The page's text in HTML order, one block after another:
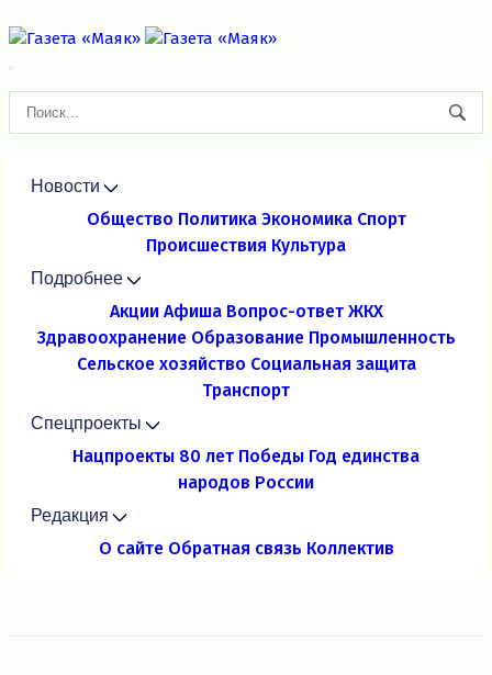
Новости
Общество Политика Экономика Спорт
Происшествия Культура
Подробнее
Акции Афиша Вопрос-ответ ЖКХ
Здравоохранение Образование Промышленность
Сельское хозяйство Социальная защита
Транспорт
Спецпроекты
Нацпроекты 80 лет Победы Год единства
народов России
Редакция
О сайте Обратная связь Коллектив